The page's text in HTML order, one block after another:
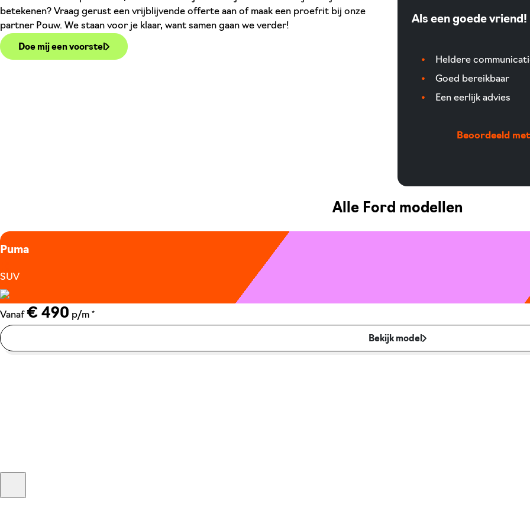
betekenen? Vraag gerust een vrijblijvende offerte aan of maak een proefrit bij onze
partner Pouw. We staan voor je klaar, want samen gaan we verder!
Doe mij een voorstel
Als een goede vriend!
Heldere
Goed bereikbaar
Een eerlijk advies
Beoordeeld met
Alle Ford modellen
Puma
SUV
Vanaf€ 490 p/m *
Bekijk model